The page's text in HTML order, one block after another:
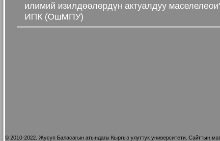
илимий изилдөөлөрдүн актуалдуу
ИПК (ОшМПУ)
© 2010-2022. Жусуп Баласагын атындагы Кыргыз улуттук университети. Сайттын